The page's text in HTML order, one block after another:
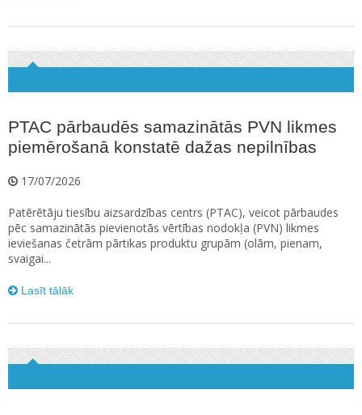
PTAC pārbaudēs samazinātās PVN likmes
piemērošanā konstatē dažas nepilnības
17/07/2026
Patērētāju tiesību aizsardzības centrs (PTAC), veicot pārbaudes
pēc samazinātās pievienotās vērtības nodokļa (PVN) likmes
ieviešanas četrām pārtikas produktu grupām (olām, pienam,
svaigai...
Lasīt tālāk